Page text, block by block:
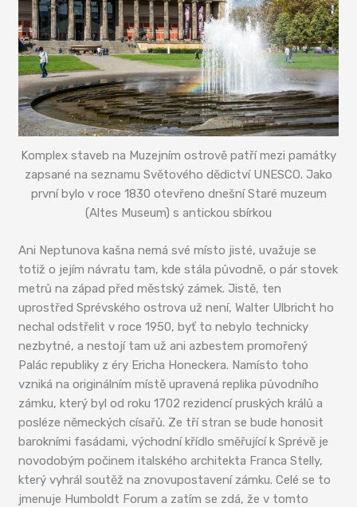
Komplex staveb na Muzejním ostrově patří mezi památky
zapsané na seznamu Světového dědictví UNESCO. Jako
první bylo v roce 1830 otevřeno dnešní Staré muzeum
(Altes Museum) s antickou sbírkou
Ani Neptunova kašna nemá své místo jisté, uvažuje se
totiž o jejím návratu tam, kde stála původně, o pár stovek
metrů na západ před městský zámek. Jistě, ten
uprostřed Sprévského ostrova už není, Walter Ulbricht ho
nechal odstřelit v roce 1950, byť to nebylo technicky
nezbytné, a nestojí tam už ani azbestem promořený
Palác republiky z éry Ericha Honeckera. Namísto toho
vzniká na originálním místě upravená replika původního
zámku, který byl od roku 1702 rezidencí pruských králů a
posléze německých císařů. Ze tří stran se bude honosit
barokními fasádami, východní křídlo směřující k Sprévě je
novodobým počinem italského architekta Franca Stelly,
který vyhrál soutěž na znovupostavení zámku. Celé se to
jmenuje Humboldt Forum a zatím se zdá, že v tomto